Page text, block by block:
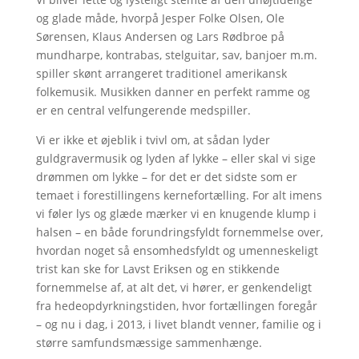
og glade måde, hvorpå Jesper Folke Olsen, Ole
Sørensen, Klaus Andersen og Lars Rødbroe på
mundharpe, kontrabas, stelguitar, sav, banjoer m.m.
spiller skønt arrangeret traditionel amerikansk
folkemusik. Musikken danner en perfekt ramme og
er en central velfungerende medspiller.
Vi er ikke et øjeblik i tvivl om, at sådan lyder
guldgravermusik og lyden af lykke – eller skal vi sige
drømmen om lykke – for det er det sidste som er
temaet i forestillingens kernefortælling. For alt imens
vi føler lys og glæde mærker vi en knugende klump i
halsen – en både forundringsfyldt fornemmelse over,
hvordan noget så ensomhedsfyldt og umenneskeligt
trist kan ske for Lavst Eriksen og en stikkende
fornemmelse af, at alt det, vi hører, er genkendeligt
fra hedeopdyrkningstiden, hvor fortællingen foregår
– og nu i dag, i 2013, i livet blandt venner, familie og i
større samfundsmæssige sammenhænge.